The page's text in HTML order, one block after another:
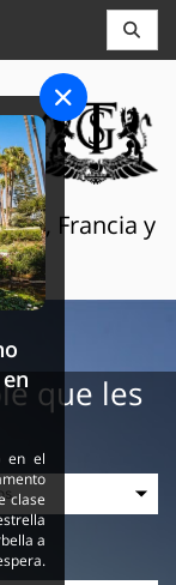
Francia y
que les
en el
clase
a